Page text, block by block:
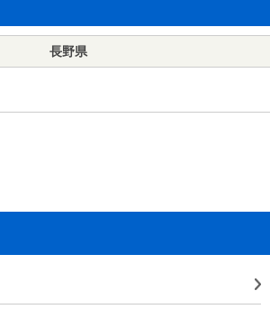
長野県